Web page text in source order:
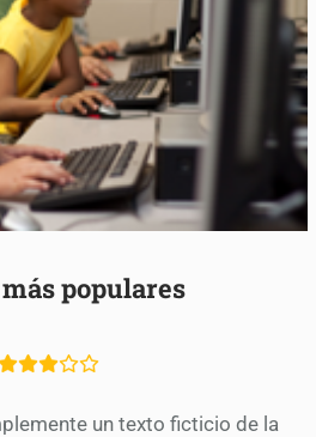
populares
un texto ficticio de la